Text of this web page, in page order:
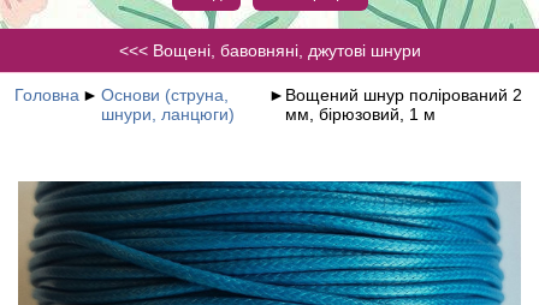
<<< Вощені, бавовняні, джутові шнури
Головна ► Основи (струна,
шнури, ланцюги)
► Вощений шнур полірований 2
мм, бірюзовий, 1 м